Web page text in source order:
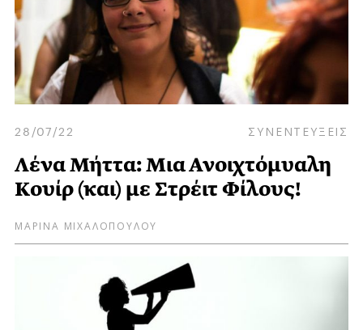
28/07/22 ΣΥΝΕΝΤΕΥΞΕΙΣ
Λένα Μήττα: Μια Ανοιχτόμυαλη
Kουίρ (και) με Στρέιτ Φίλους!
ΜΑΡΙΝΑ ΜΙΧΑΛΟΠΟΥΛΟΥ